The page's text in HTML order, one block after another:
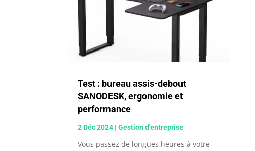
Test : bureau assis-debout
SANODESK, ergonomie et
performance
2 Déc 2024 |Gestion d'entreprise
Vous passez de longues heures à votre